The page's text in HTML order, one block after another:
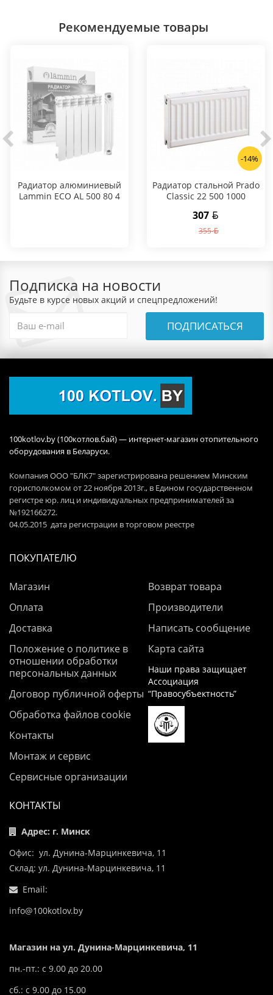
Рекомендуемые товары
Радиатор алюминиевый
Lammin ECO AL 500 80 4
-14%
Радиатор стальной Prado
Classic 22 500 1000
307
355
Подписка на новости
Будьте в курсе новых акций и спецпредложений!
ПОДПИСАТЬСЯ
100kotlov.by (100котлов.бай) — интернет-магазин отопительного
оборудования в Беларуси.
Компания ООО "БЛК7" зарегистрирована решением Минским
горисполкомом от 22 ноября 2013г., в Едином государственном
регистре юр. лиц и индивидуальных предпринимателей за
№192166272.
04.05.2015 дата регистрации в торговом реестре
ПОКУПАТЕЛЮ
Магазин
Оплата
Доставка
Положение о политике в
отношении обработки
персональных данных
Договор публичной оферты
Обработка файлов cookie
Контакты
Монтаж и сервис
Сервисные организации
Возврат товара
Производители
Написать сообщение
Карта сайта
Наши права защищает
Ассоциация
“Правосубъектность”
КОНТАКТЫ
Адрес: г. Минск
Офис: ул. Дунина-Марцинкевича, 11
Склад: ул. Дунина-Марцинкевича, 11
Email:
info@100kotlov.by
Магазин на ул. Дунина-Марцинкевича, 11
пн.-пт.: с 9.00 до 20.00
сб.: с 9.00 до 15.00